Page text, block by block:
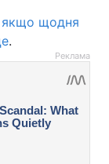
щодня
.
Реклама